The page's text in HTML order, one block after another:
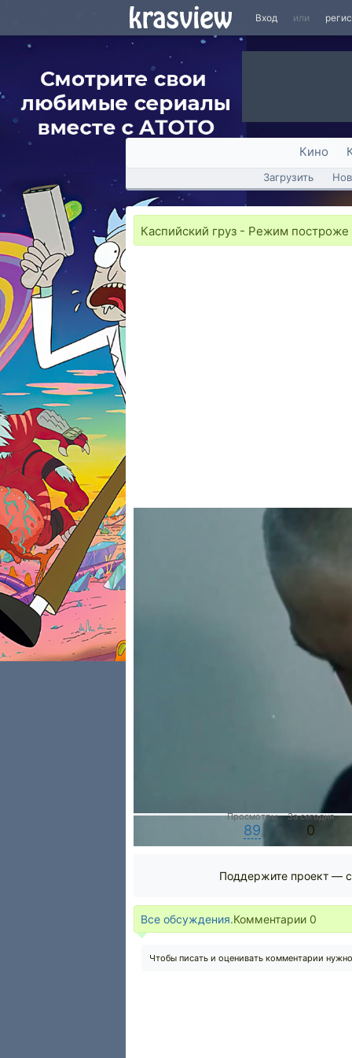
Вход или
Кино
Загрузить
Каспийский груз - Режим построже
Просмотры
89
За сегодня
0
Поддержите проект —
Все обсуждения.Комментарии 0
Чтобы писать и оценивать комментарии нужно